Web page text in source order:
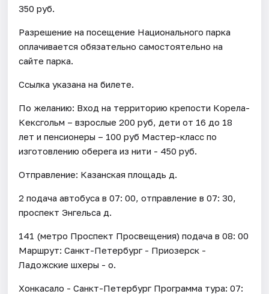
350 руб.
Разрешение на посещение Национального парка
оплачивается обязательно самостоятельно на
сайте парка.
Ссылка указана на билете.
По желанию: Вход на территорию крепости Корела-
Кексгольм – взрослые 200 руб, дети от 16 до 18
лет и пенсионеры – 100 руб Мастер-класс по
изготовлению оберега из нити - 450 руб.
Отправление: Казанская площадь д.
2 подача автобуса в 07: 00, отправление в 07: 30,
проспект Энгельса д.
141 (метро Проспект Просвещения) подача в 08: 00
Маршрут: Санкт-Петербург - Приозерск -
Ладожские шхеры - о.
Хонкасало - Санкт-Петербург Программа тура: 07: